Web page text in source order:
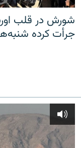
شورش در قلب
جرأت کرده